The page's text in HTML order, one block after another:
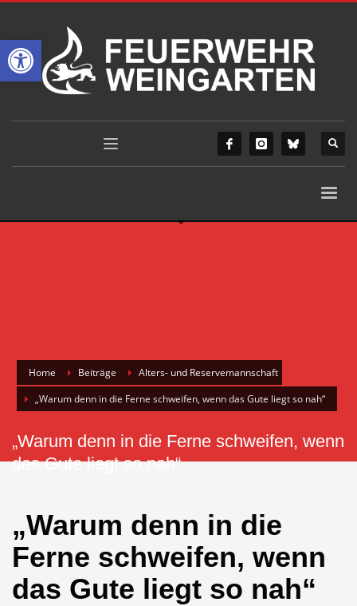
Werkzeugleiste öffnen
Home Beiträge
Alters- und Reservemannschaft
„Warum denn in die Ferne schweifen, wenn das Gute liegt so nah“
„Warum denn in die Ferne schweifen, wenn
das Gute liegt so nah“
„Warum denn in die
Ferne schweifen, wenn
das Gute liegt so nah“